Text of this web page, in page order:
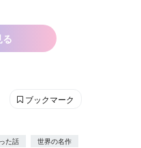
る
ブックマーク
た話 世界の名作